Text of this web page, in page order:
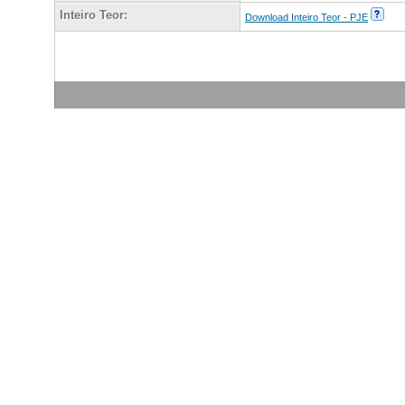
Inteiro Teor:
Download Inteiro Teor - PJE